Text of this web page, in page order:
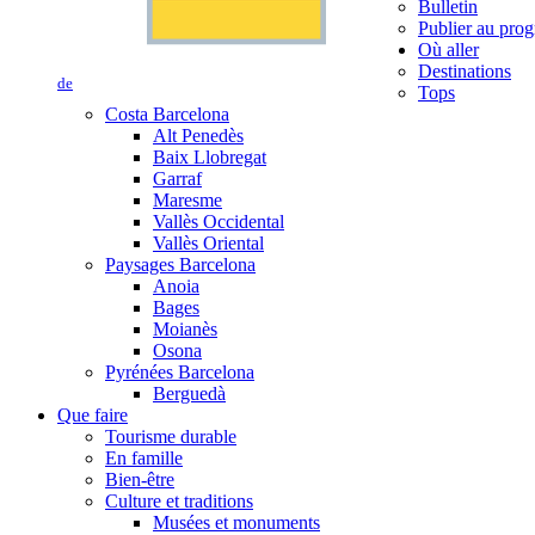
de
Bulletin
Publier au
Où aller
Destinations
Tops
Costa Barcelona
Alt Penedès
Baix Llobregat
Garraf
Maresme
Vallès Occidental
Vallès Oriental
Paysages Barcelona
Anoia
Bages
Moianès
Osona
Pyrénées Barcelona
Berguedà
Que faire
Tourisme durable
En famille
Bien-être
Culture et traditions
Musées et monuments